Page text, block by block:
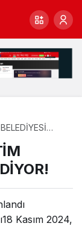
18 Kasım 2024,
0